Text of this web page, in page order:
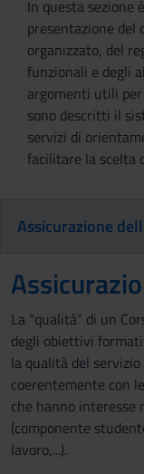
In questa sezione
presentazione del
organizzato, del
funzionali e degli
argomenti utili
sono descritti il
servizi di
facilitare la scelta
Assicurazione
La “qualità” di un
degli obiettivi
la qualità del
coerentemente con
che hanno interesse
(componente
lavoro,...).